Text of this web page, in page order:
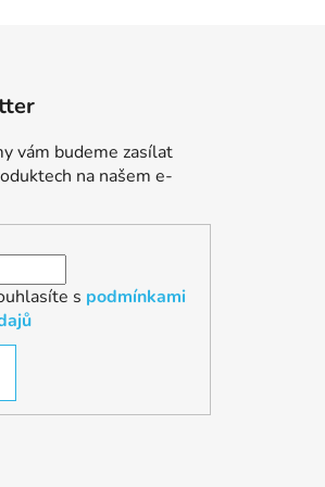
vám budeme zasílat
na našem e-
s podmínkami